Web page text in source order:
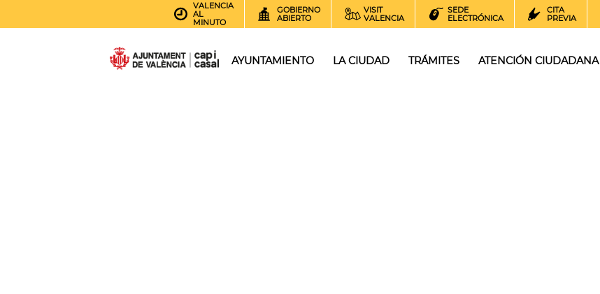
VALENCIA
AL
MINUTO
GOBIERNO
ABIERTO
VISIT
VALENCIA
SEDE
ELECTRÓNICA
CITA
PREVIA
AYUNTAMIENTO LA CIUDAD TRÁMITES ATENCIÓN CIUDADANA